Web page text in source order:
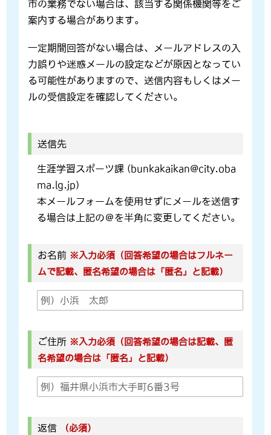
市の業務でない場合は、該当する関係機関等をご
案内する場合があります。
一定期間回答がない場合は、メールアドレスの入
力誤りや迷惑メールの設定などが原因となってい
る可能性がありますので、送信内容もしくはメー
ルの受信設定を確認してください。
送信先
生涯学習スポーツ課 (bunkakaikan@city.oba
ma.lg.jp)
本メールフォームを使用せずにメールを送信す
る場合は上記の＠を半角に変更してください。
お名前 ※入力必須（回答希望の場合はフルネー
ムで記載、匿名希望の場合は「匿名」と記載）
ご住所 ※入力必須（回答希望の場合は記載、匿
名希望の場合は「匿名」と記載）
返信 （必須）